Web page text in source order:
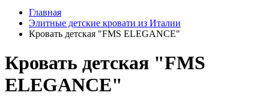
Главная
Элитные детские кровати из Италии
Кровать детская "FMS ELEGANCE"
Кровать детская "FMS
ELEGANCE"